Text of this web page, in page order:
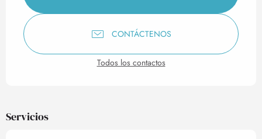
CONTÁCTENOS
Todos los contactos
Servicios